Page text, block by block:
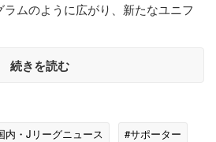
ムのように広がり、新たなユニフ
続きを読む
内・Jリーグニュース
#サポーター